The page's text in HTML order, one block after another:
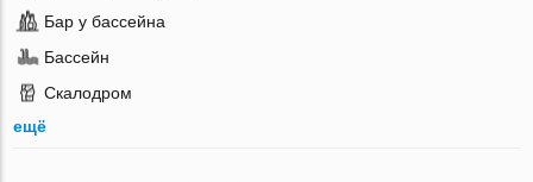
Бар у бассейна
Бассейн
Скалодром
ещё